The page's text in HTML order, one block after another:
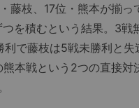
藤枝、17位・熊本が揃
を積むという結果。3
利で藤枝は5戦未勝利と
本戦という2つの直接